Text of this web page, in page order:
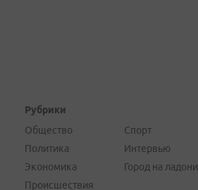
Рубрики
Общество
Политика
Экономика
Происшествия
Спорт
Интервью
Город на ладони